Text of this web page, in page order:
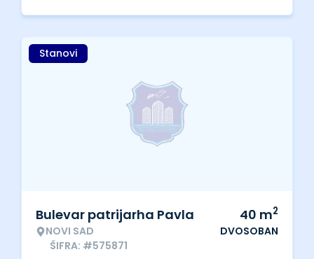
Stanovi
Bulevar patrijarha Pavla
NOVI SAD
ŠIFRA: #575871
40 m2
DVOSOBAN